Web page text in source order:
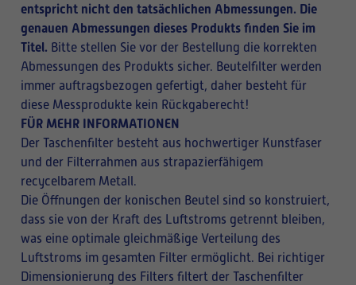
entspricht nicht den tatsächlichen Abmessungen. Die
genauen Abmessungen dieses Produkts finden Sie im
Titel. Bitte stellen Sie vor der Bestellung die korrekten
Abmessungen des Produkts sicher. Beutelfilter werden
immer auftragsbezogen gefertigt, daher besteht für
diese Messprodukte kein Rückgaberecht!
FÜR MEHR INFORMATIONEN
Der Taschenfilter besteht aus hochwertiger Kunstfaser
und der Filterrahmen aus strapazierfähigem
recycelbarem Metall.
Die Öffnungen der konischen Beutel sind so konstruiert,
dass sie von der Kraft des Luftstroms getrennt bleiben,
was eine optimale gleichmäßige Verteilung des
Luftstroms im gesamten Filter ermöglicht. Bei richtiger
Dimensionierung des Filters filtert der Taschenfilter